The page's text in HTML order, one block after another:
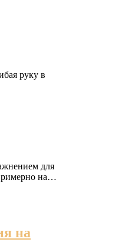
руку в
для
на…
на